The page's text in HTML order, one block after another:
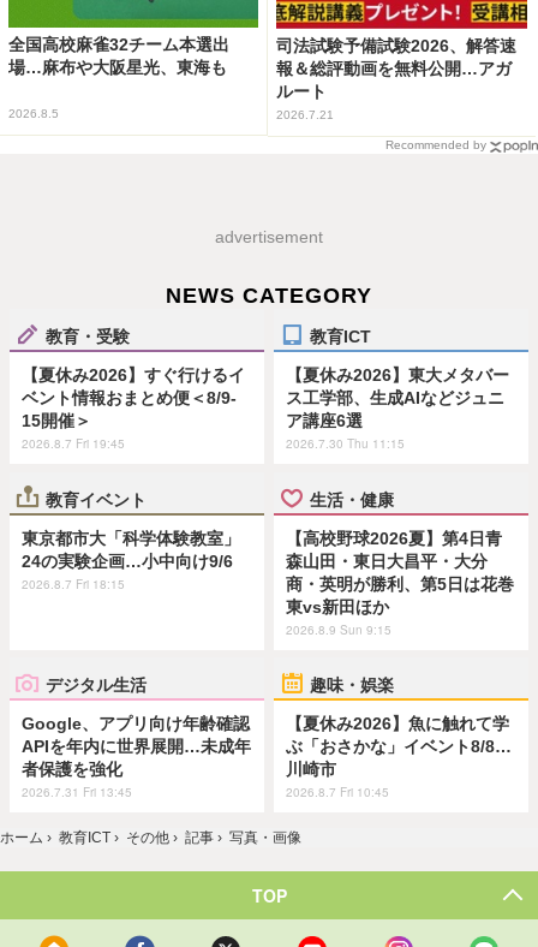
全国高校麻雀32チーム本選出
場…麻布や大阪星光、東海も
2026.8.5
司法試験予備試験2026、解答速
報＆総評動画を無料公開…アガ
ルート
2026.7.21
Recommended by
advertisement
NEWS CATEGORY
教育・受験
【夏休み2026】すぐ行けるイ
ベント情報おまとめ便＜8/9-
15開催＞
2026.8.7 Fri 19:45
教育ICT
【夏休み2026】東大メタバー
ス工学部、生成AIなどジュニ
ア講座6選
2026.7.30 Thu 11:15
教育イベント
東京都市大「科学体験教室」
24の実験企画…小中向け9/6
2026.8.7 Fri 18:15
生活・健康
【高校野球2026夏】第4日青
森山田・東日大昌平・大分
商・英明が勝利、第5日は花巻
東vs新田ほか
2026.8.9 Sun 9:15
デジタル生活
Google、アプリ向け年齢確認
APIを年内に世界展開…未成年
者保護を強化
2026.7.31 Fri 13:45
趣味・娯楽
【夏休み2026】魚に触れて学
ぶ「おさかな」イベント8/8…
川崎市
2026.8.7 Fri 10:45
ホーム › 教育ICT › その他 › 記事 › 写真・画像
TOP